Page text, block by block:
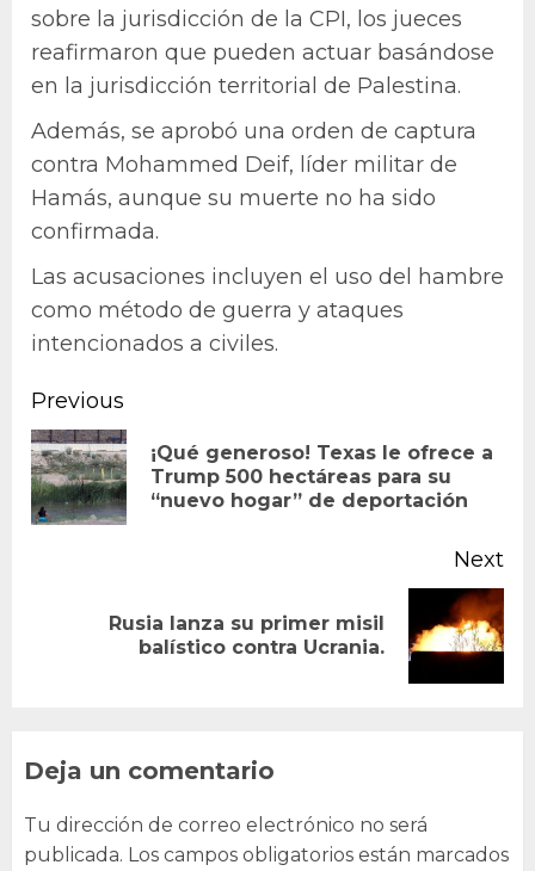
sobre la jurisdicción de la CPI, los jueces
reafirmaron que pueden actuar basándose
en la jurisdicción territorial de Palestina.
Además, se aprobó una orden de captura
contra Mohammed Deif, líder militar de
Hamás, aunque su muerte no ha sido
confirmada.
Las acusaciones incluyen el uso del hambre
como método de guerra y ataques
intencionados a civiles.
Continue
Reading
Previous
¡Qué generoso! Texas le ofrece a
Trump 500 hectáreas para su
“nuevo hogar” de deportación
Next
Rusia lanza su primer misil
balístico contra Ucrania.
Deja un comentario
Tu dirección de correo electrónico no será
publicada. Los campos obligatorios están marcados